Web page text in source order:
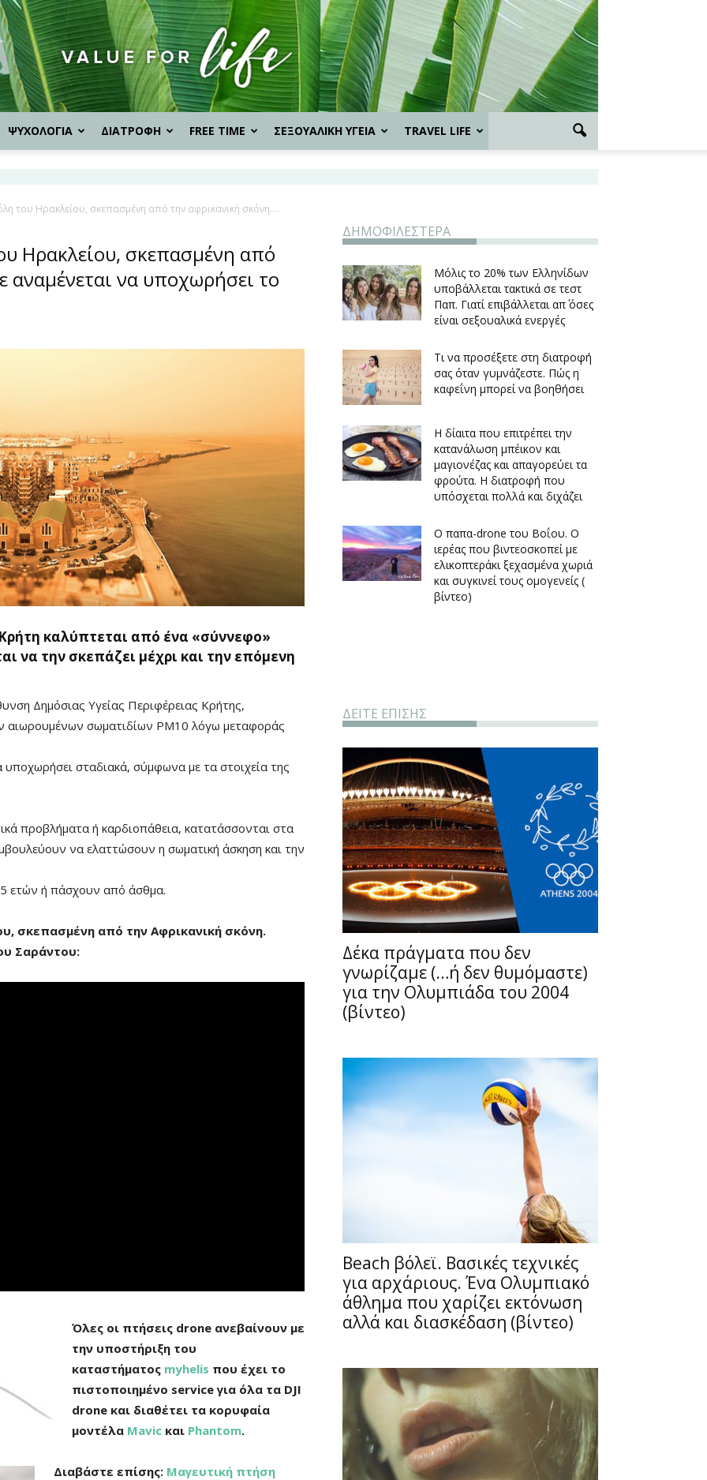
Life
ΨΥΧΟΛΟΓΙΑ ΔΙΑΤΡΟΦΗ FREE TIME ΣΕΞΟΥΑΛΙΚΗ ΥΓΕΙΑ TRAVEL LIFE
του Ηρακλείου, σκεπασμένη από την αφρικανική σκόνη....
Ηρακλείου, σκεπασμένη από
αναμένεται να υποχωρήσει το
καλύπτεται από ένα «σύννεφο»
να την σκεπάζει μέχρι και την επόμενη
Δημόσιας Υγείας Περιφέρειας Κρήτης,
αιωρουμένων σωματιδίων PM10 λόγω μεταφοράς
σταδιακά, σύμφωνα με τα στοιχεία της
προβλήματα ή καρδιοπάθεια, κατατάσσονται στα
να ελαττώσουν η σωματική άσκηση και την
ετών ή πάσχουν από άσθμα.
σκεπασμένη από την Αφρικανική σκόνη.
Σαράντου:
Όλες οι πτήσεις drone ανεβαίνουν με
την υποστήριξη του
καταστήματος myhelis που έχει το
πιστοποιημένο service για όλα τα DJI
drone και διαθέτει τα κορυφαία
μοντέλα Mavic και Phantom.
Διαβάστε επίσης: Μαγευτική πτήση
ΔΗΜΟΦΙΛΕΣΤΕΡΑ
Μόλις το 20% των Ελληνίδων
υποβάλλεται τακτικά σε τεστ
Παπ. Γιατί επιβάλλεται απ΄ όσες
είναι σεξουαλικά ενεργές
Τι να προσέξετε στη διατροφή
σας όταν γυμνάζεστε. Πώς η
καφεΐνη μπορεί να βοηθήσει
Η δίαιτα που επιτρέπει την
κατανάλωση μπέικον και
μαγιονέζας και απαγορεύει τα
φρούτα. Η διατροφή που
υπόσχεται πολλά και διχάζει
O παπα-drone του Βοΐου. Ο
ιερέας που βιντεοσκοπεί με
ελικοπτεράκι ξεχασμένα χωριά
και συγκινεί τους ομογενείς (
βίντεο)
ΔΕΙΤΕ ΕΠΙΣΗΣ
Δέκα πράγματα που δεν
γνωρίζαμε (…ή δεν θυμόμαστε)
για την Ολυμπιάδα του 2004
(βίντεο)
Beach βόλεϊ. Βασικές τεχνικές
για αρχάριους. Ένα Ολυμπιακό
άθλημα που χαρίζει εκτόνωση
αλλά και διασκέδαση (βίντεο)